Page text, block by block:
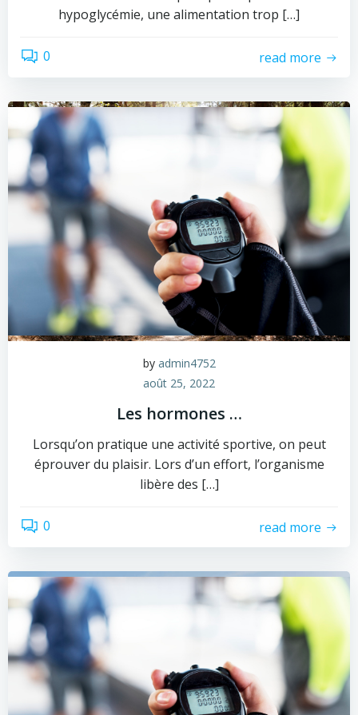
hypoglycémie, une alimentation trop […]
0 read more
by admin4752
août 25, 2022
Les hormones …
Lorsqu’on pratique une activité sportive, on peut
éprouver du plaisir. Lors d’un effort, l’organisme
libère des […]
0 read more